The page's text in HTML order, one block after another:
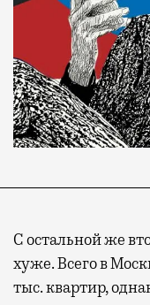
С остальной же
хуже. Всего в
тыс. квартир,